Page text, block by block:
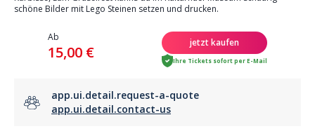
schöne Bilder mit Lego Steinen setzen und drucken.
Ab
15,00 €
jetzt kaufen
Ihre Tickets sofort per E-Mail
app.ui.detail.request-a-quote
app.ui.detail.contact-us